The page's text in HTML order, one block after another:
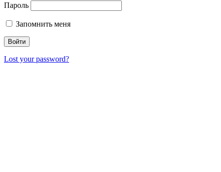
Пароль
Запомнить меня
Lost your password?